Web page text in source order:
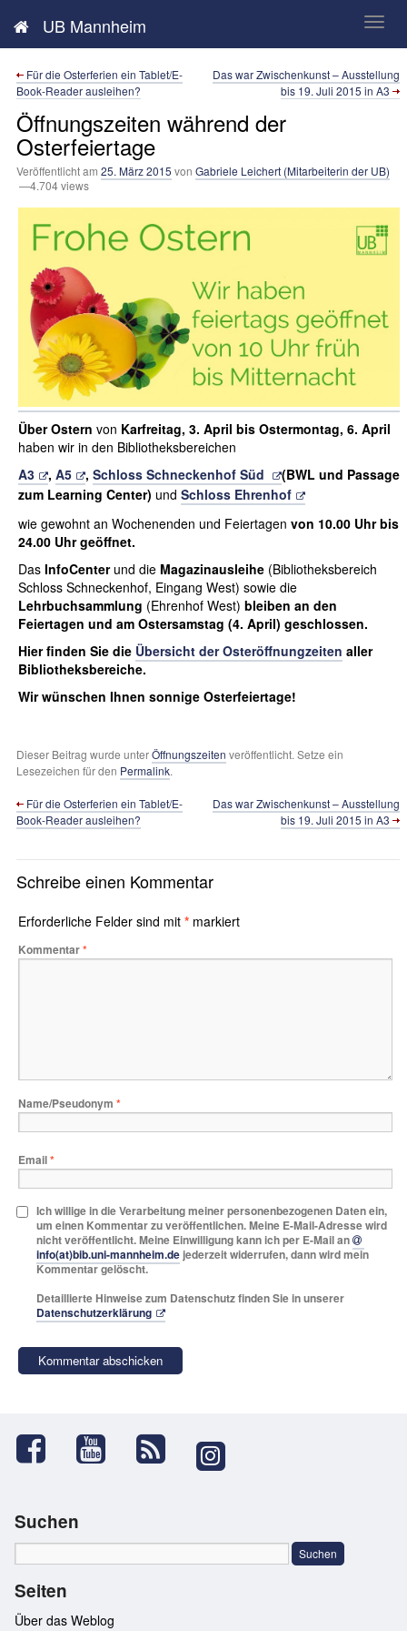
UB Mannheim
Neues aus der UB Mannheim
Für die Osterferien ein Tablet/E-
Book-Reader ausleihen?
Das war Zwischenkunst – Ausstellung
bis 19. Juli 2015 in A3
Öffnungszeiten während der
Osterfeiertage
Veröffentlicht am 25. März 2015 von Gabriele Leichert (Mitarbeiterin der UB)
—4.704 views
Über Ostern von Karfreitag, 3. April bis Ostermontag, 6. April
haben wir in den Bibliotheksbereichen
A3
, A5 , Schloss Schneckenhof Süd
(BWL und Passage
zum Learning Center) und Schloss Ehrenhof
wie gewohnt an Wochenenden und Feiertagen von 10.00 Uhr bis
24.00 Uhr geöffnet.
Das InfoCenterund die Magazinausleihe (Bibliotheksbereich
Schloss Schneckenhof, Eingang West) sowie die
Lehrbuchsammlung (Ehrenhof West) bleiben an den
Feiertagen und am Ostersamstag (4. April) geschlossen.
Hier finden Sie die Übersicht der Osteröffnungzeiten aller
Bibliotheksbereiche.
Wir wünschen Ihnen sonnige Osterfeiertage!
Dieser Beitrag wurde unterÖffnungszeiten veröffentlicht. Setze ein
Lesezeichen für den Permalink.
Für die Osterferien ein Tablet/E-
Book-Reader ausleihen?
Das war Zwischenkunst – Ausstellung
bis 19. Juli 2015 in A3
Schreibe einen Kommentar
Erforderliche Felder sind mit * markiert
Kommentar*
Name/Pseudonym *
Email*
Ich willige in die Verarbeitung meiner personenbezogenen Daten ein,
um einen Kommentar zu veröffentlichen. Meine E-Mail-Adresse wird
nicht veröffentlicht. Meine Einwilligung kann ich per E-Mail an
info(at)bib.uni-mannheim.de jederzeit widerrufen, dann wird mein
Kommentar gelöscht.
Detaillierte Hinweise zum Datenschutz finden Sie in unserer
Datenschutzerklärung
Suchen
Seiten
Über das Weblog